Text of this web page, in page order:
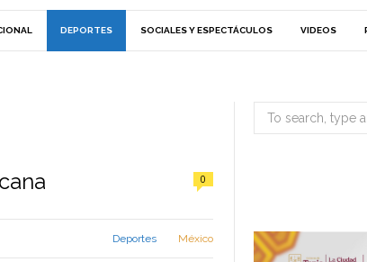
DEPORTES SOCIALES Y ESPECTÁCULOS VIDEOS
0
Deportes México
Search
for: